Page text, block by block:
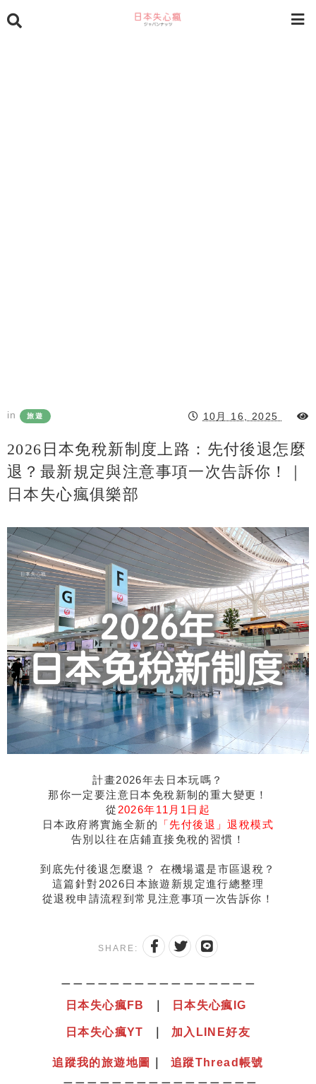
in 旅遊 10月 16, 2025
2026日本免稅新制度上路：先付後退怎麼
退？最新規定與注意事項一次告訴你！｜
日本失心瘋俱樂部
計畫2026年去日本玩嗎？
那你一定要注意日本免稅新制的重大變更！
從 2026年11月1日起
日本政府將實施全新的
「先付後退」退稅模式
告別以往在店鋪直接免稅的習慣！
到底先付後退怎麼退？ 在機場還是市區退稅？
這篇針對2026日本旅遊新規定進行總整理
從退稅申請流程到常見注意事項一次告訴你！
SHARE:
日本失心瘋 F B 日本失心瘋IG
日本失心瘋YT 加入LINE好友
追蹤我的旅遊地圖
追蹤Thread帳號